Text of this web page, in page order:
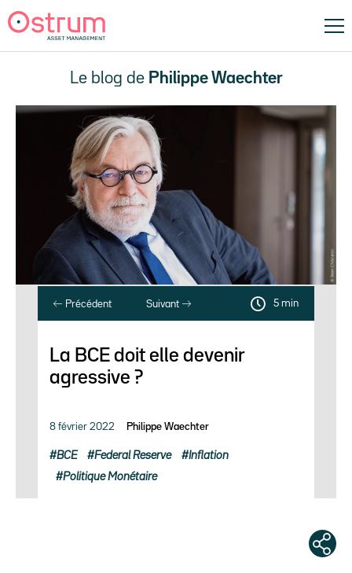
Le blog de Philippe Waechter
Précédent Suivant 5 min
La BCE doit elle devenir
agressive ?
8 février 2022 Philippe Waechter
BCE Federal Reserve Inflation
Politique Monétaire